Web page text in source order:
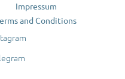
Impressum
and Conditions